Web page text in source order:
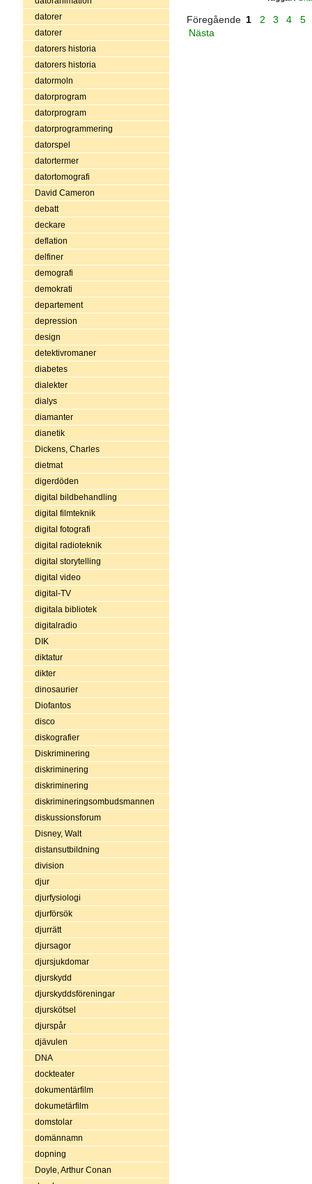
datorer
datorer
datorers historia
datorers historia
datormoln
datorprogram
datorprogram
datorprogrammering
datorspel
datortermer
datortomografi
David Cameron
debatt
deckare
deflation
delfiner
demografi
demokrati
departement
depression
design
detektivromaner
diabetes
dialekter
dialys
diamanter
dianetik
Dickens, Charles
dietmat
digerdöden
digital bildbehandling
digital filmteknik
digital fotografi
digital radioteknik
digital storytelling
digital video
digital-TV
digitala bibliotek
digitalradio
DIK
diktatur
dikter
dinosaurier
Diofantos
disco
diskografier
Diskriminering
diskriminering
diskriminering
diskrimineringsombudsmannen
diskussionsforum
Disney, Walt
distansutbildning
division
djur
djurfysiologi
djurförsök
djurrätt
djursagor
djursjukdomar
djurskydd
djurskyddsföreningar
djurskötsel
djurspår
djävulen
DNA
dockteater
dokumentärfilm
dokumetärfilm
domstolar
domännamn
dopning
Doyle, Arthur Conan
Föregående 1 2 3 4
5
Nästa